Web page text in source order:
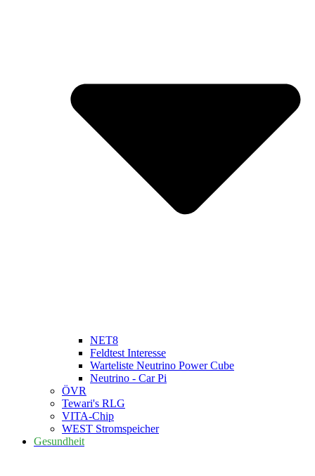
NET8
Feldtest Interesse
Warteliste Neutrino Power Cube
Neutrino - Car Pi
ÖVR
Tewari's RLG
VITA-Chip
WEST Stromspeicher
Gesundheit